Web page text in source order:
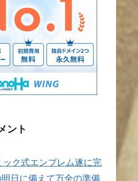
ント
ック式エンブレム遂に完
日に備えて万全の準備